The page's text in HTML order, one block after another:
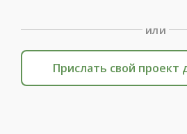
или
Прислать свой проект